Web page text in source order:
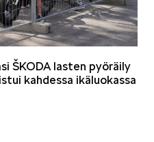
ŠKODA lasten pyöräily
kahdessa ikäluokassa